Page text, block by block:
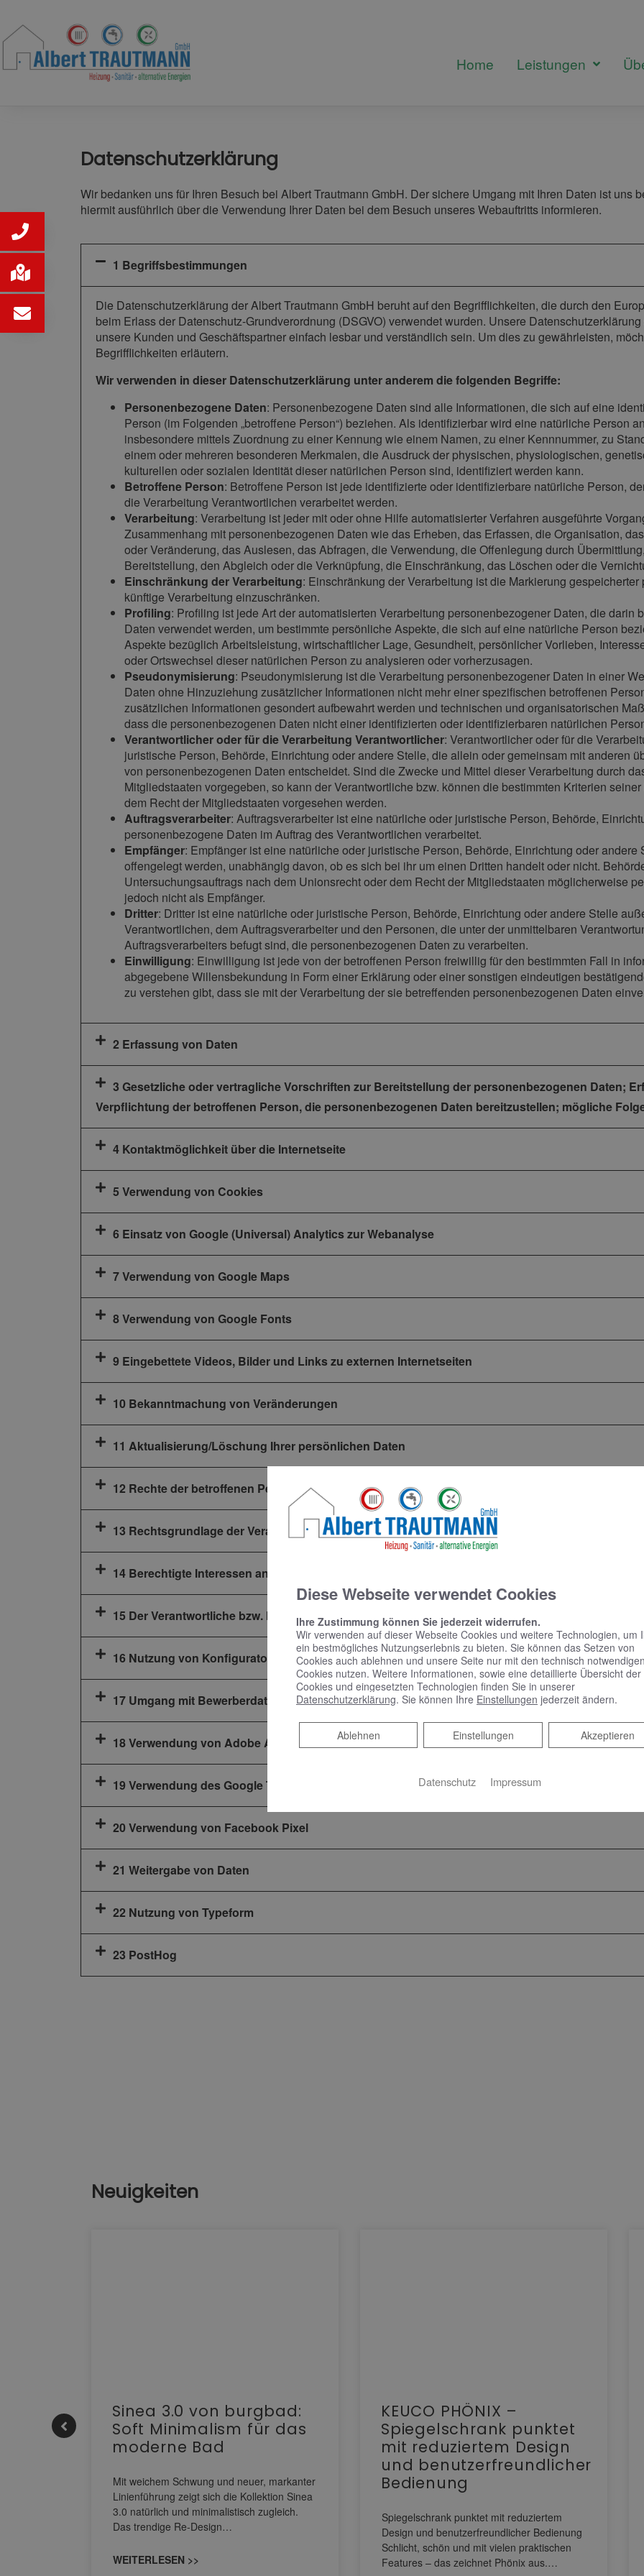
Home Leistungen
Datenschutzerklärung
Wir bedanken uns für Ihren Besuch bei Albert Trautmann GmbH. Der sichere Umgang mit Ihren Daten ist uns
hiermit ausführlich über die Verwendung Ihrer Daten bei dem Besuch unseres Webauftritts informieren.
1 Begriffsbestimmungen
Die Datenschutzerklärung der Albert Trautmann GmbH beruht auf den Begrifflichkeiten, die durch den
beim Erlass der Datenschutz-Grundverordnung (DSGVO) verwendet wurden. Unsere
unsere Kunden und Geschäftspartner einfach lesbar und verständlich sein. Um dies zu gewährleisten,
Begrifflichkeiten erläutern.
Wir verwenden in dieser Datenschutzerklärung unter anderem die folgenden Begriffe:
Personenbezogene Daten: Personenbezogene Daten sind alle Informationen, die sich auf eine
Person (im Folgenden „betroffene Person“) beziehen. Als identifizierbar wird eine natürliche Person
insbesondere mittels Zuordnung zu einer Kennung wie einem Namen, zu einer Kennnummer, zu
einem oder mehreren besonderen Merkmalen, die Ausdruck der physischen, physiologischen,
kulturellen oder sozialen Identität dieser natürlichen Person sind, identifiziert werden kann.
Betroffene Person: Betroffene Person ist jede identifizierte oder identifizierbare natürliche Person,
die Verarbeitung Verantwortlichen verarbeitet werden.
Verarbeitung: Verarbeitung ist jeder mit oder ohne Hilfe automatisierter Verfahren ausgeführte
Zusammenhang mit personenbezogenen Daten wie das Erheben, das Erfassen, die Organisation,
oder Veränderung, das Auslesen, das Abfragen, die Verwendung, die Offenlegung durch
Bereitstellung, den Abgleich oder die Verknüpfung, die Einschränkung, das Löschen oder die
Einschränkung der Verarbeitung: Einschränkung der Verarbeitung ist die Markierung
künftige Verarbeitung einzuschränken.
Profiling: Profiling ist jede Art der automatisierten Verarbeitung personenbezogener Daten, die darin
Daten verwendet werden, um bestimmte persönliche Aspekte, die sich auf eine natürliche Person
Aspekte bezüglich Arbeitsleistung, wirtschaftlicher Lage, Gesundheit, persönlicher Vorlieben,
oder Ortswechsel dieser natürlichen Person zu analysieren oder vorherzusagen.
Pseudonymisierung: Pseudonymisierung ist die Verarbeitung personenbezogener Daten in einer
Daten ohne Hinzuziehung zusätzlicher Informationen nicht mehr einer spezifischen betroffenen
zusätzlichen Informationen gesondert aufbewahrt werden und technischen und organisatorischen
dass die personenbezogenen Daten nicht einer identifizierten oder identifizierbaren natürlichen
Verantwortlicher oder für die Verarbeitung Verantwortlicher: Verantwortlicher oder für die
juristische Person, Behörde, Einrichtung oder andere Stelle, die allein oder gemeinsam mit anderen
von personenbezogenen Daten entscheidet. Sind die Zwecke und Mittel dieser Verarbeitung durch
Mitgliedstaaten vorgegeben, so kann der Verantwortliche bzw. können die bestimmten Kriterien
dem Recht der Mitgliedstaaten vorgesehen werden.
Auftragsverarbeiter: Auftragsverarbeiter ist eine natürliche oder juristische Person, Behörde,
personenbezogene Daten im Auftrag des Verantwortlichen verarbeitet.
Empfänger: Empfänger ist eine natürliche oder juristische Person, Behörde, Einrichtung oder
offengelegt werden, unabhängig davon, ob es sich bei ihr um einen Dritten handelt oder nicht.
Untersuchungsauftrags nach dem Unionsrecht oder dem Recht der Mitgliedstaaten möglicherweise
jedoch nicht als Empfänger.
Dritter: Dritter ist eine natürliche oder juristische Person, Behörde, Einrichtung oder andere Stelle
Verantwortlichen, dem Auftragsverarbeiter und den Personen, die unter der unmittelbaren
Auftragsverarbeiters befugt sind, die personenbezogenen Daten zu verarbeiten.
Einwilligung: Einwilligung ist jede von der betroffenen Person freiwillig für den bestimmten Fall in
abgegebene Willensbekundung in Form einer Erklärung oder einer sonstigen eindeutigen
zu verstehen gibt, dass sie mit der Verarbeitung der sie betreffenden personenbezogenen Daten
2 Erfassung von Daten
3 Gesetzliche oder vertragliche Vorschriften zur Bereitstellung der personenbezogenen Daten;
Verpflichtung der betroffenen Person, die personenbezogenen Daten bereitzustellen; mögliche
4 Kontaktmöglichkeit über die Internetseite
5 Verwendung von Cookies
6 Einsatz von Google (Universal) Analytics zur Webanalyse
7 Verwendung von Google Maps
8 Verwendung von Google Fonts
9 Eingebettete Videos, Bilder und Links zu externen Internetseiten
10 Bekanntmachung von Veränderungen
11 Aktualisierung/Löschung Ihrer persönlichen Daten
12 Rechte der betroffenen Personen
13 Rechtsgrundlage der Verarbeitung
14 Berechtigte Interessen an der Verarbeitung, die von dem Verantwortlichen oder einem Dritten
15 Der Verantwortliche bzw. Ihr Ansprechpartner
16 Nutzung von Konfiguratoren für Bad und Heizung
17 Umgang mit Bewerberdaten
18 Verwendung von Adobe Analytics
19 Verwendung des Google Tag Managers
20 Verwendung von Facebook Pixel
21 Weitergabe von Daten
22 Nutzung von Typeform
23 PostHog
Neuigkeiten
Sinea 3.0 von burgbad:
Soft Minimalism für das
moderne Bad
Mit weichem Schwung und neuer, markanter
Linienführung zeigt sich die Kollektion Sinea
3.0 natürlich und minimalistisch zugleich.
Das trendige Re-Design…
WEITERLESEN >>
KEUCO PHÖNIX –
Spiegelschrank punktet
mit reduziertem Design
und benutzerfreundlicher
Bedienung
Spiegelschrank punktet mit reduziertem
Design und benutzerfreundlicher Bedienung
Schlicht, schön und mit vielen praktischen
Features – das zeichnet Phönix aus.…
Diese Webseite verwendet Cookies
Ihre Zustimmung können Sie jederzeit widerrufen.
Wir verwenden auf dieser Webseite Cookies und weitere Technologien, um
ein bestmögliches Nutzungserlebnis zu bieten. Sie können das Setzen von
Cookies auch ablehnen und unsere Seite nur mit den technisch notwendigen
Cookies nutzen. Weitere Informationen, sowie eine detaillierte Übersicht der
Cookies und eingesetzten Technologien finden Sie in unserer
Datenschutzerklärung. Sie können Ihre Einstellungen jederzeit ändern.
Akzeptieren
Einstellungen
Ablehnen
Ablehnen
Datenschutz Impressum